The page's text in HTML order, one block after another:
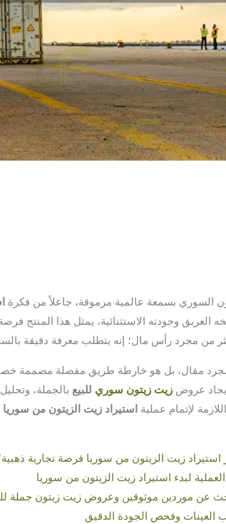
السوري بسمعة عالمية مرموقة، جاعلاً من فكرة
العريق وجودته الاستثنائية، يمثل هذا
من مجرد رأس مال؛ إنه يتطلب معرفة دقيقة
مقال، بل هو خارطة طريق مفصلة مصممة
عروضزيت زيتون سوري للبيع بالجملة، وتحليل
لإتمام عملية
استيراد زيت الزيتون من سوريا
استيراد زيت الزيتون من سوريا فرصة تجارية
لبدء استيراد زيت الزيتون من سوريا